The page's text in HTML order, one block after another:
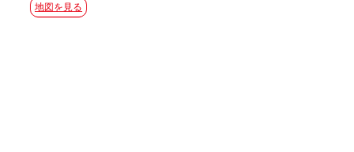
地図を見る